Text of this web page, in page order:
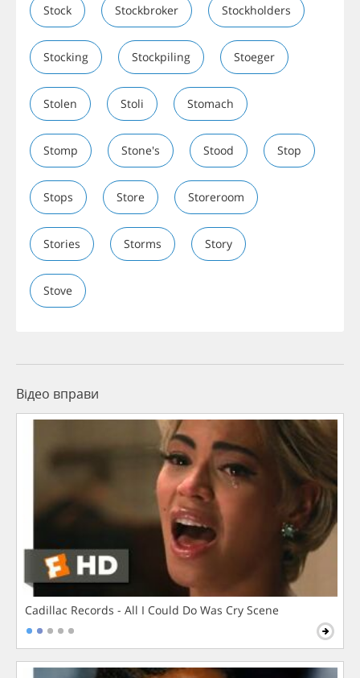
Stock Stockbroker Stockholders
Stocking Stockpiling Stoeger
Stolen Stoli Stomach
Stomp Stone's Stood Stop
Stops Store Storeroom
Stories Storms Story
Stove
Відео вправи
Cadillac Records - All I Could Do Was Cry Scene